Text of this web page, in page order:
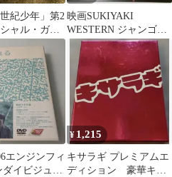
紀少年」第2
ャル・ガイ
映画SUKIYAKI
WESTERN ジャンゴ
パンフレット
エンジンフィ
イビジュア
¥ 1,215
キサラギ プレミアムエ
ディション 豪華キャ